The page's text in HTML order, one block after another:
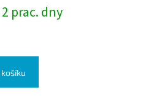
prac. dny